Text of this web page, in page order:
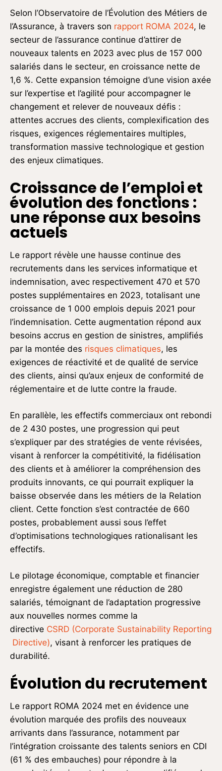
Selon l’Observatoire de l’Évolution des Métiers de
l’Assurance, à travers son rapport ROMA 2024, le
secteur de l’assurance continue d’attirer de
nouveaux talents en 2023 avec plus de 157 000
salariés dans le secteur, en croissance nette de
1,6 %. Cette expansion témoigne d’une vision axée
sur l’expertise et l’agilité pour accompagner le
changement et relever de nouveaux défis :
attentes accrues des clients, complexification des
risques, exigences réglementaires multiples,
transformation massive technologique et gestion
des enjeux climatiques.
Croissance de l’emploi et
évolution des fonctions :
une réponse aux besoins
actuels
Le rapport révèle une hausse continue des
recrutements dans les services informatique et
indemnisation, avec respectivement 470 et 570
postes supplémentaires en 2023, totalisant une
croissance de 1 000 emplois depuis 2021 pour
l’indemnisation. Cette augmentation répond aux
besoins accrus en gestion de sinistres, amplifiés
par la montée des risques climatiques, les
exigences de réactivité et de qualité de service
des clients, ainsi qu’aux enjeux de conformité de
réglementaire et de lutte contre la fraude.
En parallèle, les effectifs commerciaux ont rebondi
de 2 430 postes, une progression qui peut
s’expliquer par des stratégies de vente révisées,
visant à renforcer la compétitivité, la fidélisation
des clients et à améliorer la compréhension des
produits innovants, ce qui pourrait expliquer la
baisse observée dans les métiers de la Relation
client. Cette fonction s’est contractée de 660
postes, probablement aussi sous l’effet
d’optimisations technologiques rationalisant les
effectifs.
Le pilotage économique, comptable et financier
enregistre également une réduction de 280
salariés, témoignant de l’adaptation progressive
aux nouvelles normes comme la
directive CSRD (Corporate Sustainability Reporting
Directive), visant à renforcer les pratiques de
durabilité.
Évolution du recrutement
Le rapport ROMA 2024 met en évidence une
évolution marquée des profils des nouveaux
arrivants dans l’assurance, notamment par
l’intégration croissante des talents seniors en CDI
(61 % des embauches) pour répondre à la